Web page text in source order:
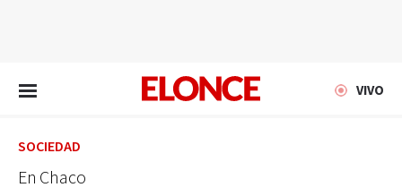
VIVO
SOCIEDAD
En Chaco